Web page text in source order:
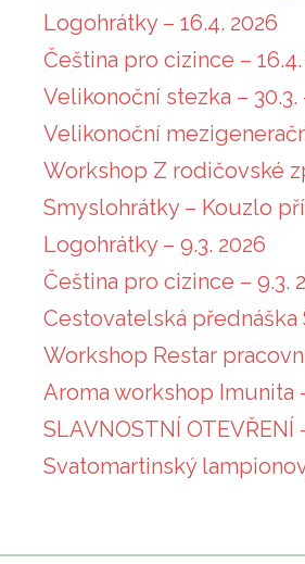
Logohrátky – 16.4. 2026
Čeština pro cizince –
Velikonoční stezka – 30.3.
Velikonoční
Workshop Z rodičovské
Smyslohrátky – Kouzlo
Logohrátky – 9.3. 2026
Čeština pro cizince – 9.3.
Cestovatelská přednáška
Workshop Restar
Aroma workshop Imunita
SLAVNOSTNÍ OTEVŘENÍ
Svatomartinský